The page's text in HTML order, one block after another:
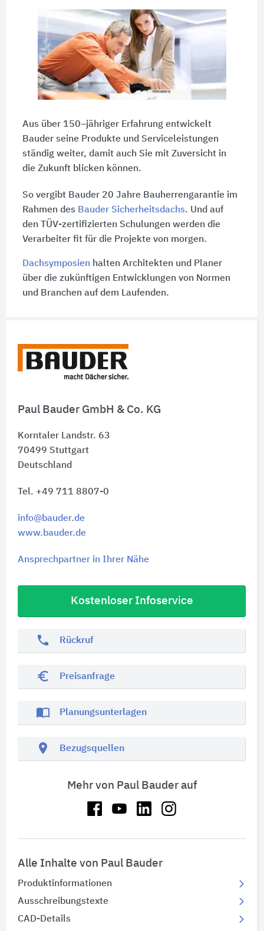
Paul Bauder GmbH & Co. KG
Korntaler Landstr. 63
70499 Stuttgart
Deutschland
Tel. +49 711 8807-0
info@bauder.de
www.bauder.de
Ansprechpartner in Ihrer Nähe
Kostenloser Infoservice
phone Rückruf
euro_symbol Preisanfrage
import_contacts Planungsunterlagen
location_on Bezugsquellen
Mehr von Paul Bauder auf
Alle Inhalte von Paul Bauder
Produktinformationen
Ausschreibungstexte
CAD-Details
Aus über 150–jähriger Erfahrung entwickelt
Bauder seine Produkte und Serviceleistungen
ständig weiter, damit auch Sie mit Zuversicht in
die Zukunft blicken können.
So vergibt Bauder 20 Jahre Bauherrengarantie im
Rahmen des Bauder Sicherheitsdachs. Und auf
den TÜV-zertifizierten Schulungen werden die
Verarbeiter fit für die Projekte von morgen.
Dachsymposien halten Architekten und Planer
über die zukünftigen Entwicklungen von Normen
und Branchen auf dem Laufenden.
Schnelleinstiege